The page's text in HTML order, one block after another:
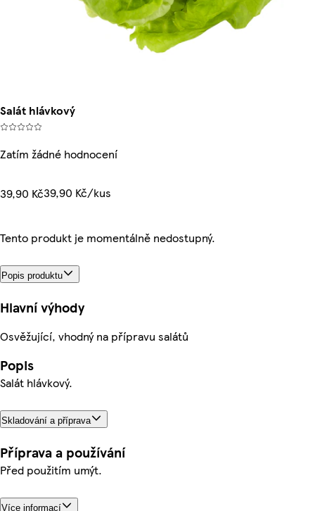
Salát hlávkový
Zatím žádné hodnocení
39,90 Kč39,90 Kč/kus
Tento produkt je momentálně nedostupný.
Popis produktu
Hlavní výhody
Osvěžující, vhodný na přípravu salátů
Popis
Salát hlávkový.
Skladování a příprava
Příprava a používání
Před použitím umýt.
Více informací